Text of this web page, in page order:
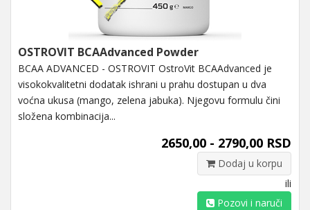
OSTROVIT BCAAdvanced Powder
BCAA ADVANCED - OSTROVIT OstroVit BCAAdvanced je
visokokvalitetni dodatak ishrani u prahu dostupan u dva
voćna ukusa (mango, zelena jabuka). Njegovu formulu čini
složena kombinacija...
2650,00 - 2790,00 RSD
Dodaj u korpu
ili
Pozovi i naruči